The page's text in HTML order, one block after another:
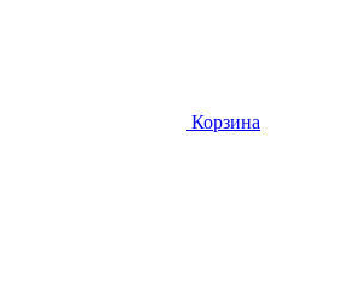
Корзина